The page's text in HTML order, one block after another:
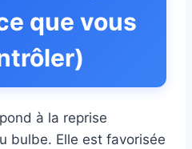
que vous
à la reprise
bulbe. Elle est favorisée